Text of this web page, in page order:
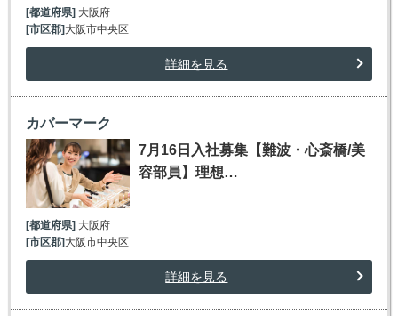
[都道府県] 大阪府
[市区郡] 大阪市中央区
詳細を見る
カバーマーク
7月16日入社募集【難波・心斎橋/美
容部員】理想…
[都道府県] 大阪府
[市区郡] 大阪市中央区
詳細を見る